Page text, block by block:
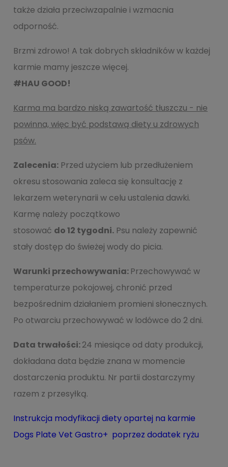
także działa przeciwzapalnie i wzmacnia
odporność.
Brzmi zdrowo! A tak dobrych składników w każdej
karmie mamy jeszcze więcej.
#HAU GOOD!
Karma ma bardzo niską zawartość tłuszczu - nie
powinna, więc być podstawą diety u zdrowych
psów.
Zalecenia: Przed użyciem lub przedłużeniem
okresu stosowania zaleca się konsultację z
lekarzem weterynarii w celu ustalenia dawki.
Karmę należy początkowo
stosować do 12 tygodni. Psu należy zapewnić
stały dostęp do świeżej wody do picia.
Warunki przechowywania: Przechowywać w
temperaturze pokojowej, chronić przed
bezpośrednim działaniem promieni słonecznych.
Po otwarciu przechowywać w lodówce do 2 dni.
Data trwałości:24 miesiące od daty produkcji,
dokładana data będzie znana w momencie
dostarczenia produktu. Nr partii dostarczymy
razem z przesyłką.
Instrukcja modyfikacji diety opartej na karmie
Dogs Plate Vet Gastro+ poprzez dodatek ryżu